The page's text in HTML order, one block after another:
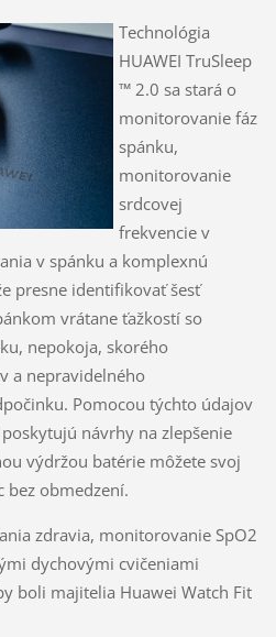
Technológia
HUAWEI TruSleep
™ 2.0 sa stará o
monitorovanie fáz
spánku,
monitorovanie
srdcovej
frekvencie v
v spánku a komplexnú
presne identifikovať šesť
vrátane ťažkostí so
nepokoja, skorého
a nepravidelného
Pomocou týchto údajov
návrhy na zlepšenie
výdržou batérie môžete svoj
bez obmedzení.
zdravia, monitorovanie SpO2
dychovými cvičeniami
boli majitelia Huawei Watch Fit